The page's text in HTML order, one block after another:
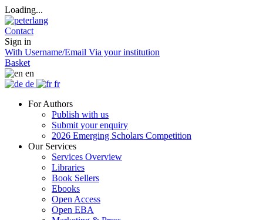
Loading...
Contact
Sign in
With Username/Email Via your institution
Basket
en
de
fr
For Authors
Publish with us
Submit your enquiry
2026 Emerging Scholars Competition
Our Services
Services Overview
Libraries
Book Sellers
Ebooks
Open Access
Open EBA